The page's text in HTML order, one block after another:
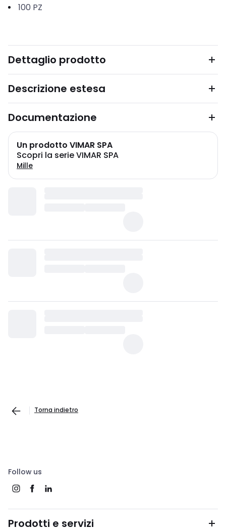
100 PZ
Dettaglio prodotto
Descrizione estesa
Documentazione
Un prodotto VIMAR SPA
Scopri la serie VIMAR SPA
Mille
Torna indietro
Follow us
Prodotti e servizi